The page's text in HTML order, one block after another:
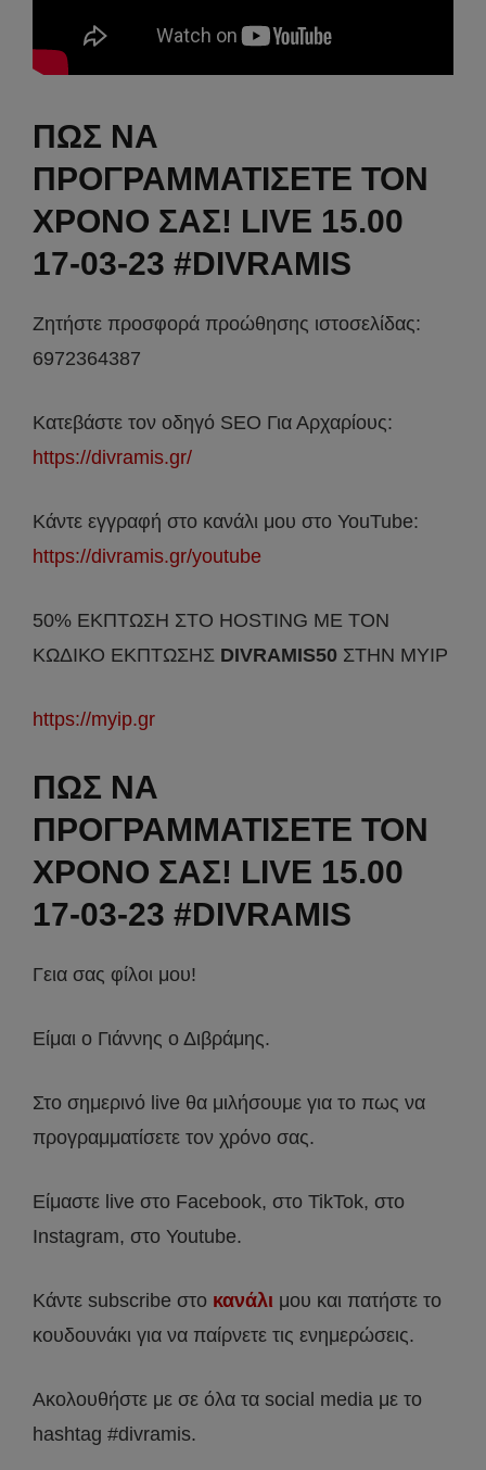
ΠΩΣ ΝΑ
ΠΡΟΓΡΑΜΜΑΤΙΣΕΤΕ ΤΟΝ
ΧΡΟΝΟ ΣΑΣ! LIVE 15.00
17-03-23 #DIVRAMIS
Ζητήστε προσφορά προώθησης ιστοσελίδας:
6972364387
Κατεβάστε τον οδηγό SEO Για Αρχαρίους:
https://divramis.gr/
Κάντε εγγραφή στο κανάλι μου στο YouTube:
https://divramis.gr/youtube
50% ΕΚΠΤΩΣΗ ΣΤΟ HOSTING ΜΕ ΤΟΝ
ΚΩΔΙΚΟ ΕΚΠΤΩΣΗΣ DIVRAMIS50 ΣΤΗΝ MYIP
https://myip.gr
ΠΩΣ ΝΑ
ΠΡΟΓΡΑΜΜΑΤΙΣΕΤΕ ΤΟΝ
ΧΡΟΝΟ ΣΑΣ! LIVE 15.00
17-03-23 #DIVRAMIS
Γεια σας φίλοι μου!
Είμαι ο Γιάννης ο Διβράμης.
Στο σημερινό live θα μιλήσουμε για το πως να
προγραμματίσετε τον χρόνο σας.
Είμαστε live στο Facebook, στο TikTok, στο
Instagram, στο Youtube.
Κάντε subscribe στο κανάλι μου και πατήστε το
κουδουνάκι για να παίρνετε τις ενημερώσεις.
Ακολουθήστε με σε όλα τα social media με το
hashtag #divramis.